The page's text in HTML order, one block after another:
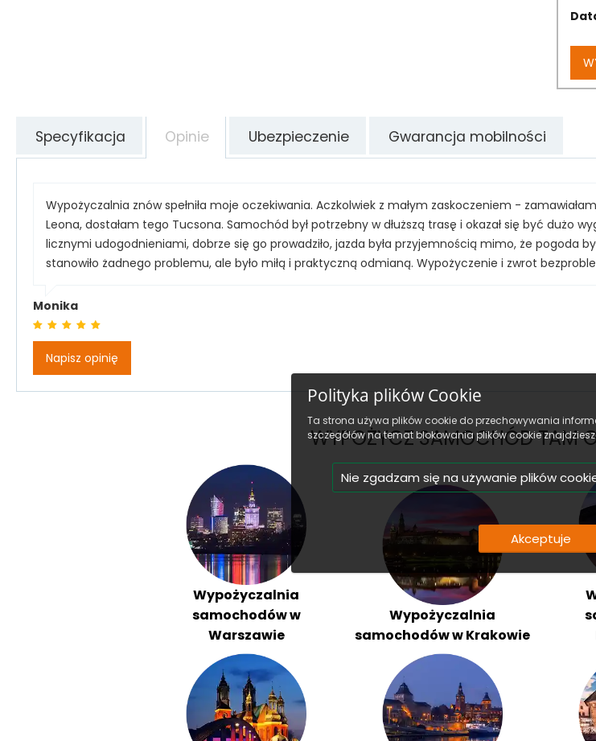
Specyfikacja Opinie Ubezpieczenie Gwarancja mobilności
Wypożyczalnia znów spełniła moje oczekiwania. Aczkolwiek z małym zaskoczeniem -
Leona, dostałam tego Tucsona. Samochód był potrzebny w dłuższą trasę i okazał się być dużo
licznymi udogodnieniami, dobrze się go prowadziło, jazda była przyjemnością mimo, że pogoda
stanowiło żadnego problemu, ale było miłą i praktyczną odmianą. Wypożyczenie i zwrot
Monika
Napisz opinię
WYPOŻYCZ SAMOCHÓD TAM
Wypożyczalnia
samochodów w
Warszawie
Wypożyczalnia
samochodów w Krakowie
Polityka plików Cookie
Ta strona używa plików cookie do przechowywania
szczegółów na temat blokowania plików cookie
Nie zgadzam się na używanie plików
Akceptuje